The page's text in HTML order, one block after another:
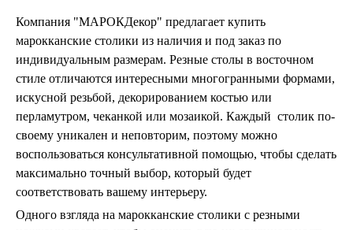
Пледы и покрывала
Подушки
Салфетницы
Свечи и подсвечники
Сундуки
Шкатулки
Хлопковые
Шерстяные
Тажины
Чайники и кофейники
Наборы чайные и кофейные
Подносы
Сахарницы, конфетницы,
Компания "МАРОКДекор" предлагает купить
марокканские столики из наличия и под заказ по
индивидуальным размерам. Резные столы в восточном
стиле отличаются интересными многогранными формами,
искусной резьбой, декорированием костью или
перламутром, чеканкой или мозаикой. Каждый столик по-
своему уникален и неповторим, поэтому можно
воспользоваться консультативной помощью, чтобы сделать
максимально точный выбор, который будет
соответствовать вашему интерьеру.
Одного взгляда на марокканские столики с резными